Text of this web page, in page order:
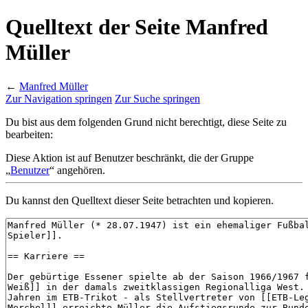
Quelltext der Seite Manfred
Müller
← Manfred Müller
Zur Navigation springen Zur Suche springen
Du bist aus dem folgenden Grund nicht berechtigt, diese Seite zu
bearbeiten:
Diese Aktion ist auf Benutzer beschränkt, die der Gruppe
„Benutzer“ angehören.
Du kannst den Quelltext dieser Seite betrachten und kopieren.